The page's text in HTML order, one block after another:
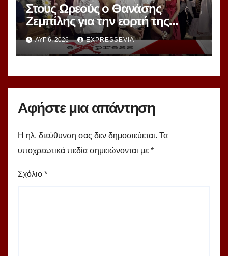
Στους Ωρεούς ο Θανάσης
Ζεμπίλης για την εορτή της
Μεταμορφώσεως Σωτήρος
ΑΥΓ 6, 2026 EXPRESSEVIA
Αφήστε μια απάντηση
Η ηλ. διεύθυνση σας δεν δημοσιεύεται. Τα
υποχρεωτικά πεδία σημειώνονται με *
Σχόλιο *